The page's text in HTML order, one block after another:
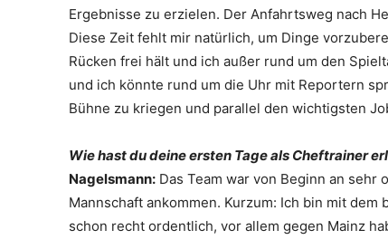
Ergebnisse zu erzielen. Der Anfahrtsweg nach
Diese Zeit fehlt mir natürlich, um Dinge
Rücken frei hält und ich außer rund um den
und ich könnte rund um die Uhr mit Reportern
Bühne zu kriegen und parallel den wichtigsten
Wie hast du deine ersten Tage als Cheftrainer
Nagelsmann: Das Team war von Beginn an
Mannschaft ankommen. Kurzum: Ich bin mit
schon recht ordentlich, vor allem gegen Mainz